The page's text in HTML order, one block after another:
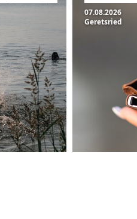
07.08.2026
Geretsried